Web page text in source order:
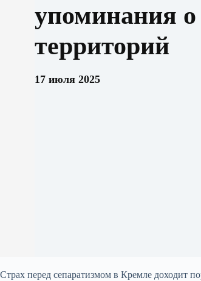
упоминания о
территорий
17 июля 2025
Страх перед сепаратизмом в Кремле доходит